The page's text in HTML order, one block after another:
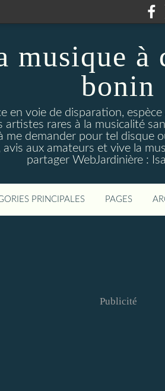
musique à
bonin
en voie de disparation,
artistes rares à la musicalité
me demander pour tel disque
avis aux amateurs et vive la
partager WebJardinière :
PRINCIPALES PAGES
Publicité